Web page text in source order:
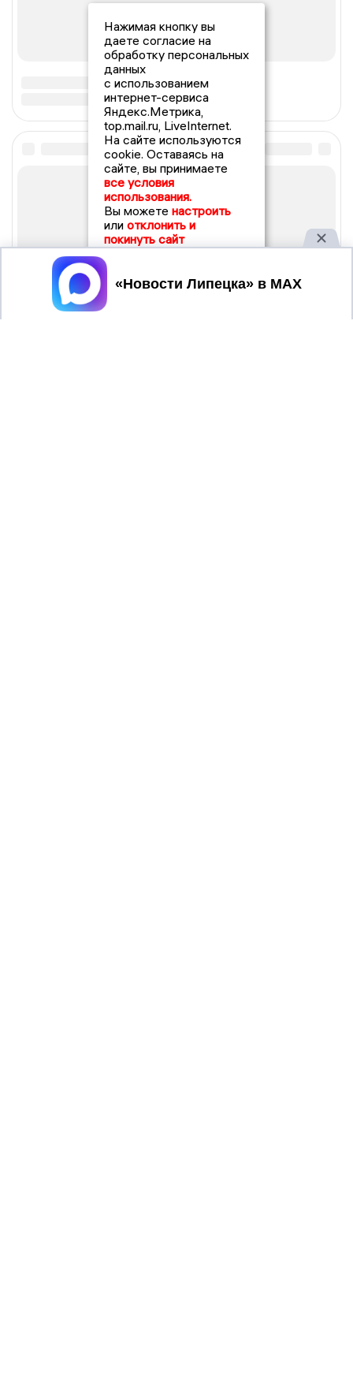
Нажимая кнопку вы
даете согласие на
обработку персональных
данных
с использованием
интернет-сервиса
Яндекс.Метрика,
top.mail.ru, LiveInternet.
На сайте используются
cookie. Оставаясь на
сайте, вы принимаете
все условия
использования.
Вы можете настроить
или отклонить и
покинуть сайт
Принять